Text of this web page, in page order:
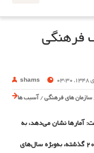
فرهنگی
shams
سازمان های فرهنگی / آسیب ها
آمارها نشان می‌دهد، به
دلیل شرایط اقتصادی در ۱۰ تا ۲۰ گذشته، به‌ویژه سال‌های